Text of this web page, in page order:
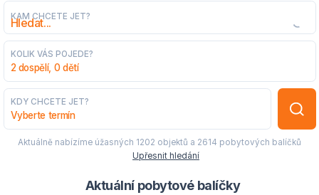
KAM CHCETE JET?
KOLIK VÁS POJEDE?
2 dospělí, 0 dětí
KDY CHCETE JET?
Vyberte termín
Aktuálně nabízíme úžasných 1202 objektů a 2614 pobytových balíčků
Upřesnit hledání
Aktuální pobytové balíčky